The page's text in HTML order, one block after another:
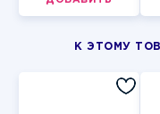
К ЭТОМУ